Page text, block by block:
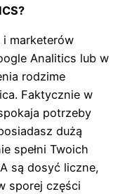
marketerów
Analitics lub w
rodzime
Faktycznie w
potrzeby
dużą
spełni Twoich
są dosyć liczne,
sporej części